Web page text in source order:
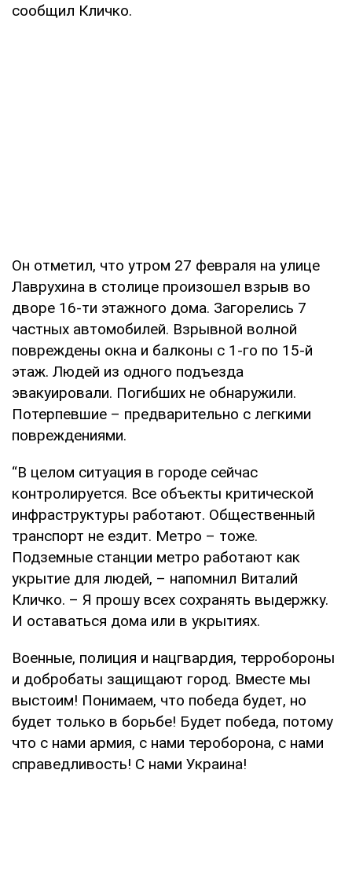
сообщил Кличко.
Он отметил, что утром 27 февраля на улице
Лаврухина в столице произошел взрыв во
дворе 16-ти этажного дома. Загорелись 7
частных автомобилей. Взрывной волной
повреждены окна и балконы с 1-го по 15-й
этаж. Людей из одного подъезда
эвакуировали. Погибших не обнаружили.
Потерпевшие – предварительно с легкими
повреждениями.
“В целом ситуация в городе сейчас
контролируется. Все объекты критической
инфраструктуры работают. Общественный
транспорт не ездит. Метро – тоже.
Подземные станции метро работают как
укрытие для людей, – напомнил Виталий
Кличко. – Я прошу всех сохранять выдержку.
И оставаться дома или в укрытиях.
Военные, полиция и нацгвардия, терробороны
и добробаты защищают город. Вместе мы
выстоим! Понимаем, что победа будет, но
будет только в борьбе! Будет победа, потому
что с нами армия, с нами тероборона, с нами
справедливость! С нами Украина!